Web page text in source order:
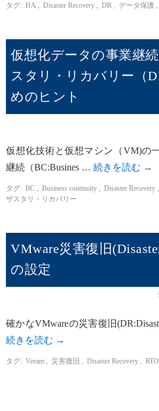
タグ: HA Disaster Recovery DR データ保護
仮想化データの事業継
スタリ・リカバリー（
めのヒント
仮想化技術と仮想マシン（VM)の
継続（BC:Busines … 続きを読む →
タグ: BC Business continuity Disaster Recovery
ザスタリ・リカバリー
VMware災害復旧
の設定
確かなVMwareの災害復旧
続きを読む →
タグ: Veeam 災害復旧 Disaster Recovery RTO